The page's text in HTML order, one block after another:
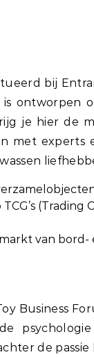
bij
is
je hier de
experts
(Trading
van bord-
Business
de